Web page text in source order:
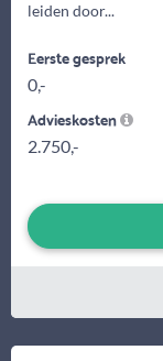
leiden door...
Eerste gesprek
0,-
Advieskosten
2.750,-